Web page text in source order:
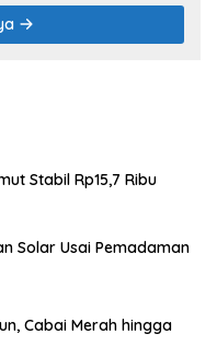
Stabil Rp15,7 Ribu
Solar Usai Pemadaman
Cabai Merah hingga